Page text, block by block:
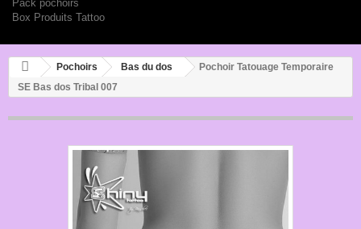
Pack pochoirs
Box Produits Tattoo
Pochoirs Bas du dos
Pochoir Tatouage Temporaire
SE Bas dos Tribal 007